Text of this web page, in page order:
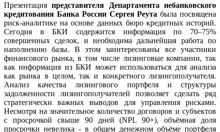
Презентацияпредставителя Департамента небанковского
кредитования Банка России Сергея Реута была посвящена
риск-аналитике на основе данных бюро кредитных историй.
Сегодня в БКИ содержится информация по 70–75%
совершенных сделок, и необходима дальнейшая работа по
наполнению базы. В этом заинтересованы все участники
финансового рынка, в том числе лизинговые компании, так
как информация из БКИ может использоваться для анализа
как рынка в целом, так и конкретного лизингополучателя.
Анализ качества лизингового портфеля и структуры
задолженности лизингополучателей позволяет сделать ряд
стратегически важных выводов для управления рисками.
Несмотря на значительное количество договоров и субъектов
с просрочкой свыше 90 дней (NPL 90+), объёмная доля
просрочки невелика - в общем денежном объёме портфеля